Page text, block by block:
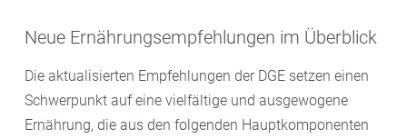
Neue Ernährungsempfehlungen im Überblick
Die aktualisierten Empfehlungen der DGE setzen einen
Schwerpunkt auf eine vielfältige und ausgewogene
Ernährung, die aus den folgenden Hauptkomponenten